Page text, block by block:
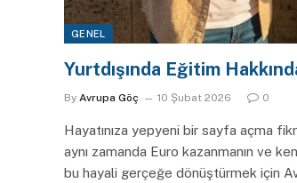
GENEL
Yurtdışında Eğitim
By Avrupa Göç 10 Şubat 2026 0
Hayatınıza yepyeni bir sayfa açma
aynı zamanda Euro kazanmanın ve
bu hayali gerçeğe dönüştürmek için